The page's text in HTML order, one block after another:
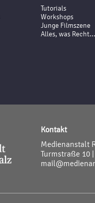
Tutorials
Workshops
Junge Filmszene
Alles, was Recht...
Kontakt
Medienanstalt
Turmstraße 10